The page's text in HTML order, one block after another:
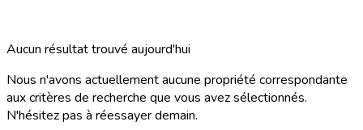
Aucun résultat trouvé aujourd'hui
Nous n'avons actuellement aucune propriété correspondante
aux critères de recherche que vous avez sélectionnés.
N'hésitez pas à réessayer demain.